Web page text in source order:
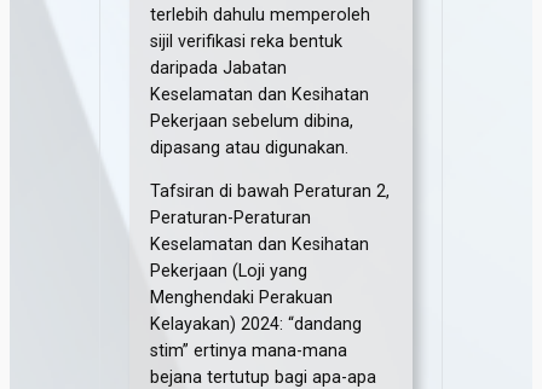
terlebih dahulu memperoleh
sijil verifikasi reka bentuk
daripada Jabatan
Keselamatan dan Kesihatan
Pekerjaan sebelum dibina,
dipasang atau digunakan.
Tafsiran di bawah Peraturan 2,
Peraturan-Peraturan
Keselamatan dan Kesihatan
Pekerjaan (Loji yang
Menghendaki Perakuan
Kelayakan) 2024: “dandang
stim” ertinya mana-mana
bejana tertutup bagi apa-apa